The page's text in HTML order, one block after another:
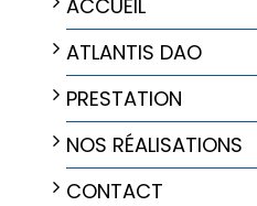
ACCUEIL
ATLANTIS DAO
PRESTATION
NOS RÉALISATIONS
CONTACT